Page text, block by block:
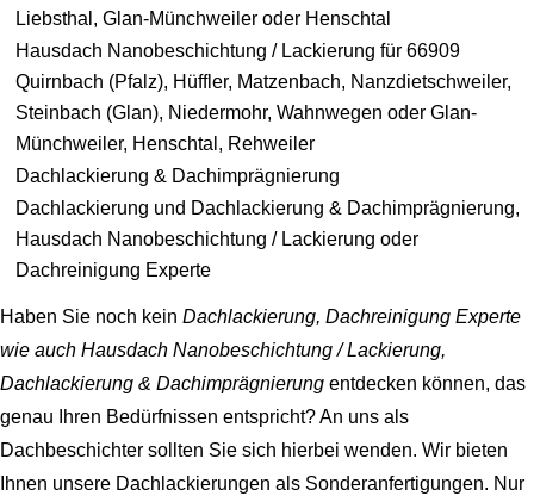
Liebsthal, Glan-Münchweiler oder Henschtal
Hausdach Nanobeschichtung / Lackierung für 66909
Quirnbach (Pfalz), Hüffler, Matzenbach, Nanzdietschweiler,
Steinbach (Glan), Niedermohr, Wahnwegen oder Glan-
Münchweiler, Henschtal, Rehweiler
Dachlackierung & Dachimprägnierung
Dachlackierung und Dachlackierung & Dachimprägnierung,
Hausdach Nanobeschichtung / Lackierung oder
Dachreinigung Experte
Haben Sie noch kein Dachlackierung, Dachreinigung Experte
wie auch Hausdach Nanobeschichtung / Lackierung,
Dachlackierung & Dachimprägnierung entdecken können, das
genau Ihren Bedürfnissen entspricht? An uns als
Dachbeschichter sollten Sie sich hierbei wenden. Wir bieten
Ihnen unsere Dachlackierungen als Sonderanfertigungen. Nur